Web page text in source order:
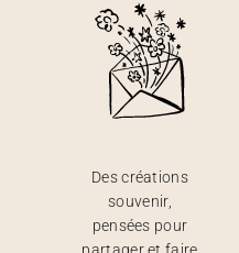
Des créations
souvenir,
pensées pour